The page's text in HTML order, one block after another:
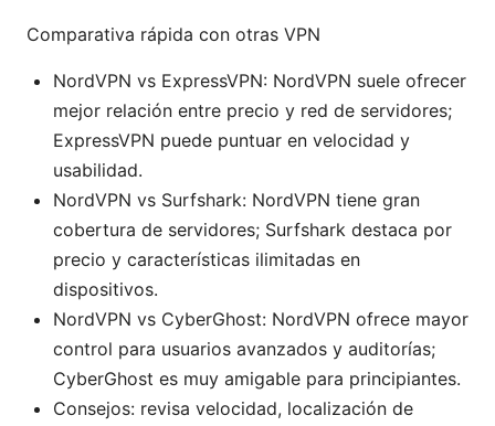
Comparativa rápida con otras VPN
NordVPN vs ExpressVPN: NordVPN suele ofrecer
mejor relación entre precio y red de servidores;
ExpressVPN puede puntuar en velocidad y
usabilidad.
NordVPN vs Surfshark: NordVPN tiene gran
cobertura de servidores; Surfshark destaca por
precio y características ilimitadas en
dispositivos.
NordVPN vs CyberGhost: NordVPN ofrece mayor
control para usuarios avanzados y auditorías;
CyberGhost es muy amigable para principiantes.
Consejos: revisa velocidad, localización de